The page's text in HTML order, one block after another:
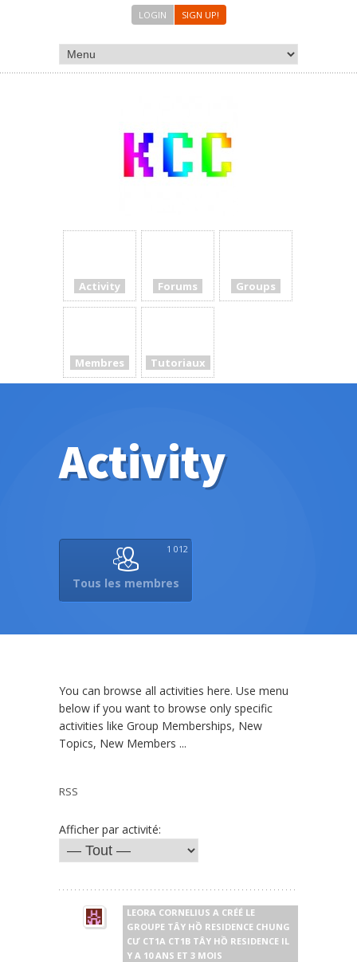
LOGIN SIGN UP!
Activity Forums Groups
Membres Tutoriaux
Activity
Tous les membres
1 012
You can browse all activities here. Use menu
below if you want to browse only specific
activities like Group Memberships, New
Topics, New Members ...
RSS
Afficher par activité:
LEORA CORNELIUS A CRÉÉ LE
GROUPE TÂY HỒ RESIDENCE CHUNG
CƯ CT1A CT1B TÂY HỒ RESIDENCE IL
Y A 10 ANS ET 3 MOIS